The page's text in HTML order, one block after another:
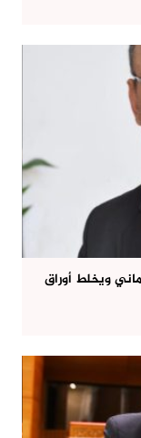
ويخلط أوراق